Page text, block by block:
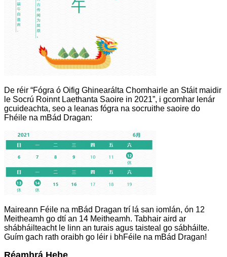
De réir “Fógra ó Oifig Ghinearálta Chomhairle an Stáit maidir
le Socrú Roinnt Laethanta Saoire in 2021”, i gcomhar lenár
gcuideachta, seo a leanas fógra na socruithe saoire do
Fhéile na mBád Dragan:
Maireann Féile na mBád Dragan trí lá san iomlán, ón 12
Meitheamh go dtí an 14 Meitheamh. Tabhair aird ar
shábháilteacht le linn an turais agus taisteal go sábháilte.
Guím gach rath oraibh go léir i bhFéile na mBád Dragan!
Réamhrá Hehe